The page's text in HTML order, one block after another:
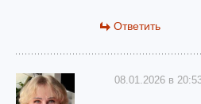
Ответить
08.01.2026 в